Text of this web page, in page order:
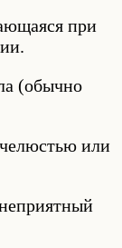
при
(обычно
или